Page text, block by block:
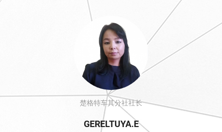
楚格特车其分社社长
GERELTUYA.E